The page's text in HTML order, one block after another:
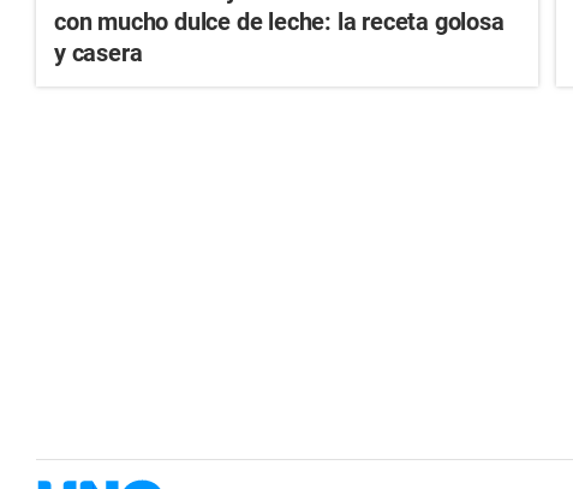
con mucho dulce de leche: la receta golosa
y casera